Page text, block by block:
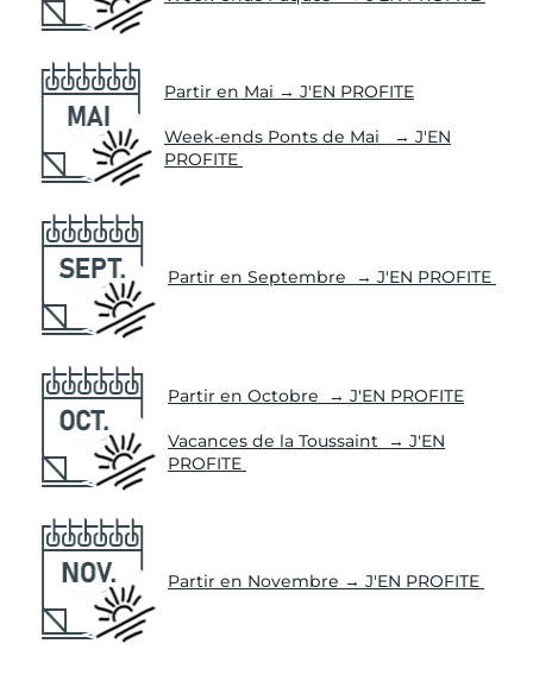
Partir en Mai → J'EN PROFITE
Week-ends Ponts de Mai → J'EN
PROFITE
Partir en Septembre → J'EN PROFITE
Partir en Octobre → J'EN PROFITE
Vacances de la Toussaint → J'EN
PROFITE
Partir en Novembre → J'EN PROFITE